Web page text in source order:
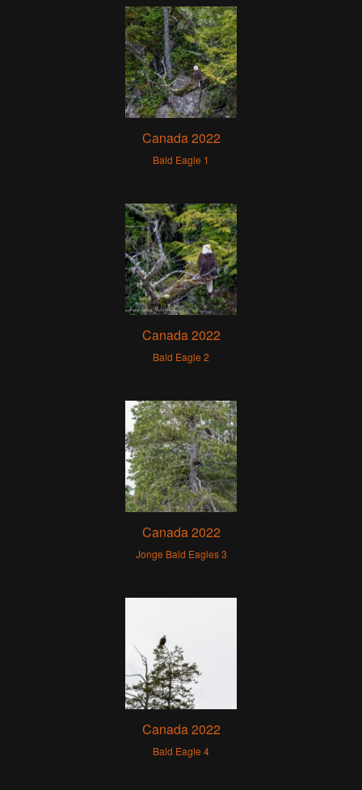
Canada 2022
Bald Eagle 1
Canada 2022
Bald Eagle 2
Canada 2022
Jonge Bald Eagles 3
Canada 2022
Bald Eagle 4